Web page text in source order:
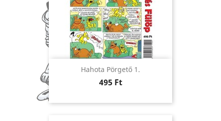
Hahota Pörgető 1.
Ár
495 Ft